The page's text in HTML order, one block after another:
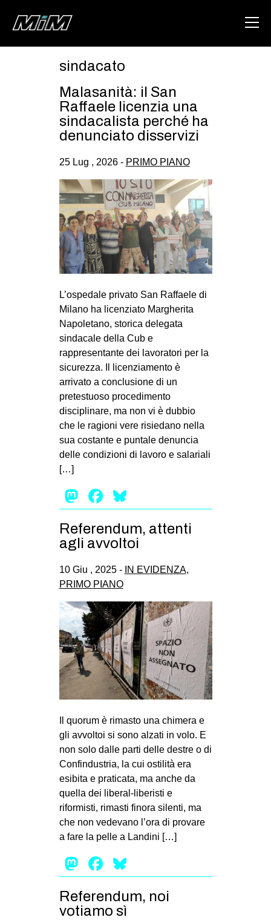
ABOUT
AREA
CSOA LAMBRETTA
MSM
STUDENTI TSUNAMI
ZAM
MOBILITAZIONI
SPAZI
SPORT POPOLARE
MOVIMENTI
AMBIENTE
ANTIFASCISMO
DIRITTO ALL’ABITARE
GENERI
PRECARIATO
REPRESSIONE
STUDENTI
ARTE
MANIFESTI
MUSICA
RECENSIONI
INTERNAZIONALE
AMERICHE
ESTREMO ORIENTE
EUROPA
MEDIO ORIENTE
MONDO
EVENTI
sindacato
Malasanità: il San
Raffaele licenzia una
sindacalista perché ha
denunciato disservizi
25 Lug , 2026 - PRIMO PIANO
L’ospedale privato San Raffaele di
Milano ha licenziato Margherita
Napoletano, storica delegata
sindacale della Cub e
rappresentante dei lavoratori per la
sicurezza. Il licenziamento è
arrivato a conclusione di un
pretestuoso procedimento
disciplinare, ma non vi è dubbio
che le ragioni vere risiedano nella
sua costante e puntale denuncia
delle condizioni di lavoro e salariali
[…]
Mastodon
Facebook
Referendum, attenti
agli avvoltoi
10 Giu , 2025 - IN EVIDENZA,
PRIMO PIANO
Il quorum è rimasto una chimera e
gli avvoltoi si sono alzati in volo. E
non solo dalle parti delle destre o di
Confindustria, la cui ostilità era
esibita e praticata, ma anche da
quella dei liberal-liberisti e
riformisti, rimasti finora silenti, ma
che non vedevano l’ora di provare
a fare la pelle a Landini […]
Mastodon
Facebook
Referendum, noi
votiamo sì